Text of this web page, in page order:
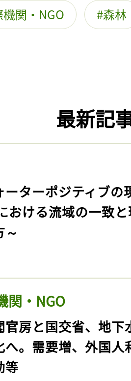
関・NGO 森林
最新記
ーターポジティブの
おける流域の一致
関・NGO
官房と国交省、地下
へ。需要増、外国人
等